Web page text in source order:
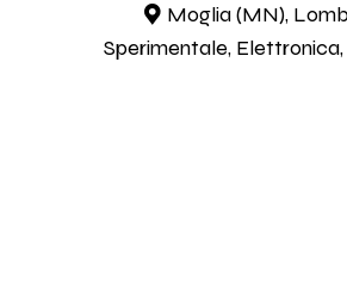
Moglia (MN),
Sperimentale,